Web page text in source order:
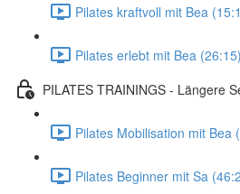
Pilates kraftvoll mit Bea
Pilates erlebt mit Bea (26:15)
PILATES TRAININGS - Längere
Pilates Mobilisation mit Bea
Pilates Beginner mit Sa